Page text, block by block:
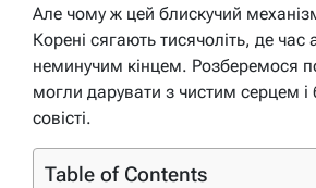
Але чому ж цей блискучий
Корені сягають тисячоліть, де час
неминучим кінцем. Розберемося
могли дарувати з чистим серцем і
совісті.
Table of Contents